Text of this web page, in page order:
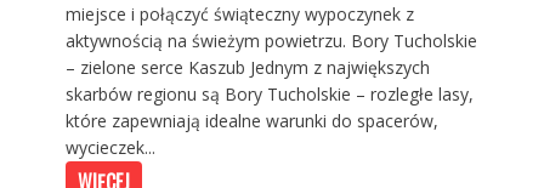
miejsce i połączyć świąteczny wypoczynek z
aktywnością na świeżym powietrzu. Bory Tucholskie
– zielone serce Kaszub Jednym z największych
skarbów regionu są Bory Tucholskie – rozległe lasy,
które zapewniają idealne warunki do spacerów,
wycieczek...
WIĘCEJ